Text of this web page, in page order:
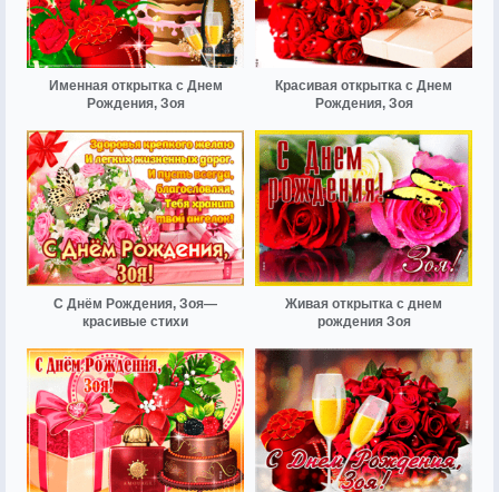
Именная открытка с Днем
Рождения, Зоя
Красивая открытка с Днем
Рождения, Зоя
С Днём Рождения, Зоя—
красивые стихи
Живая открытка с днем
рождения Зоя